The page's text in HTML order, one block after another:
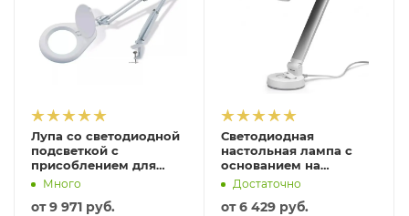
Лупа со светодиодной
подсветкой с
присоблением для
крепления, Prym,
Много
от9 971 руб.
Светодиодная
настольная лампа с
основанием на
присосках, Prym,
610381
Достаточно
от6 429 руб.